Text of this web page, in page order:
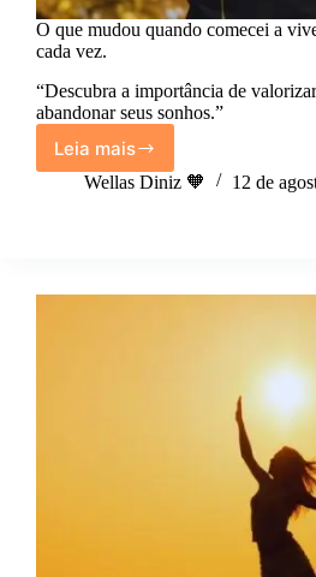
O que mudou quando comecei a
cada vez.
“Descubra a importância de
abandonar seus sonhos.”
Leia mais
O
que
viver
Wellas Diniz 🧡 12 de